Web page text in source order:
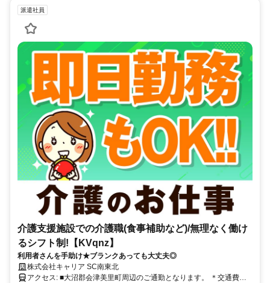
派遣社員
介護支援施設での介護職(食事補助など)/無理なく働け
るシフト制!【KVqnz】
利用者さんを手助け★ブランクあっても大丈夫◎
株式会社キャリア SC南東北
アクセス: ■大沼郡会津美里町周辺のご通勤となります。 ＊交通費全